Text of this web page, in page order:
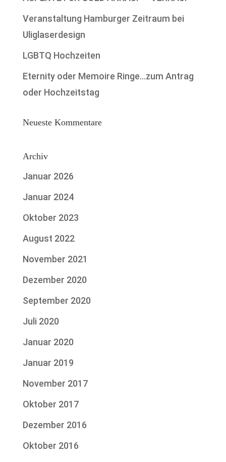
Veranstaltung Hamburger Zeitraum bei
Uliglaserdesign
LGBTQ Hochzeiten
Eternity oder Memoire Ringe…zum Antrag
oder Hochzeitstag
Neueste Kommentare
Archiv
Januar 2026
Januar 2024
Oktober 2023
August 2022
November 2021
Dezember 2020
September 2020
Juli 2020
Januar 2020
Januar 2019
November 2017
Oktober 2017
Dezember 2016
Oktober 2016